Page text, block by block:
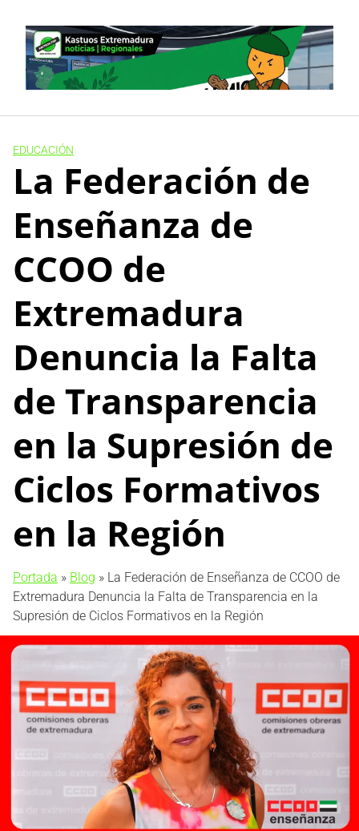
content
EDUCACIÓN
La Federación de
Enseñanza de
CCOO de
Extremadura
Denuncia la Falta
de Transparencia
en la Supresión de
Ciclos Formativos
en la Región
Portada » Blog » La Federación de Enseñanza de CCOO de
Extremadura Denuncia la Falta de Transparencia en la
Supresión de Ciclos Formativos en la Región